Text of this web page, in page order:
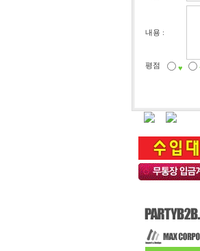
내용 :
평점 ♥